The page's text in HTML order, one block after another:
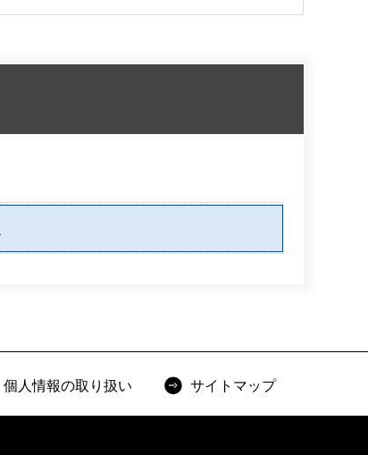
個人情報の取り扱い サイトマップ